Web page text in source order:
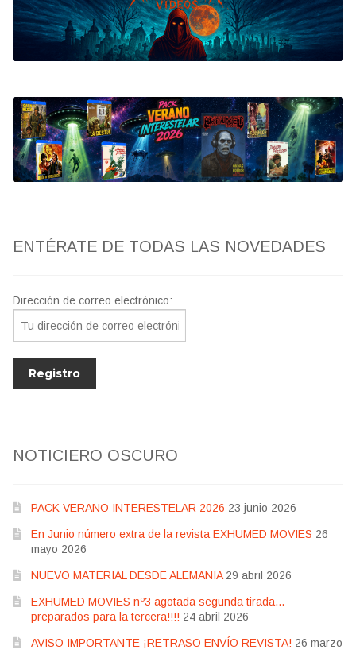
Bluray
Clasificada S
artwork
fantaterror
Jesús Franco
ENTÉRATE DE TODAS LAS NOVEDADES
Dirección de correo electrónico:
NOTICIERO OSCURO
PACK VERANO INTERESTELAR 2026 23 junio 2026
En Junio número extra de la revista EXHUMED MOVIES 26
mayo 2026
NUEVO MATERIAL DESDE ALEMANIA 29 abril 2026
EXHUMED MOVIES nº3 agotada segunda tirada…
preparados para la tercera!!!! 24 abril 2026
AVISO IMPORTANTE ¡RETRASO ENVÍO REVISTA! 26 marzo